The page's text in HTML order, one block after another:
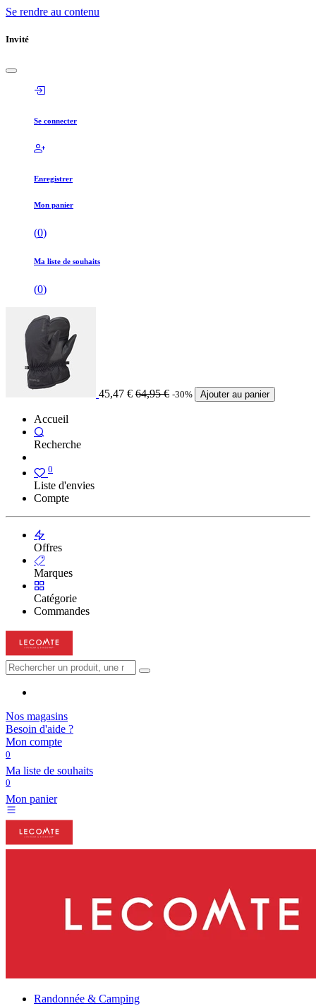
Se rendre au contenu
Invité
Se connecter
Enregistrer
Mon panier
(0)
Ma liste de souhaits
(0)
45,47 € 64,95€ -30% Ajouter au panier
Accueil
Recherche
0
Liste d'envies
Compte
Offres
Marques
Catégorie
Commandes
Nos magasins
Besoin d'aide ?
Mon compte
0
Ma liste de souhaits
0
Mon panier
Randonnée & Camping